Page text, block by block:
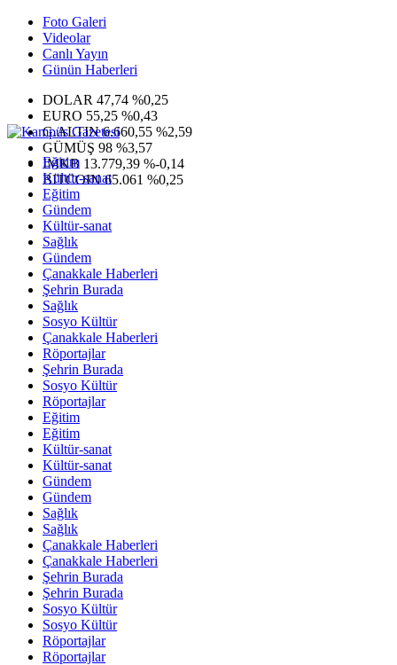
Foto Galeri
Videolar
Canlı Yayın
Günün Haberleri
DOLAR 47,74 %0,25
EURO 55,25 %0,43
G.ALTIN6.660,55 %2,59
GÜMÜŞ 98 %3,57
IMKB 13.779,39 %-0,14
BITCOIN65.061 %0,25
Eğitim
Kültür-sanat
Eğitim
Gündem
Kültür-sanat
Sağlık
Gündem
Çanakkale Haberleri
Şehrin Burada
Sağlık
Sosyo Kültür
Çanakkale Haberleri
Röportajlar
Şehrin Burada
Sosyo Kültür
Röportajlar
Eğitim
Eğitim
Kültür-sanat
Kültür-sanat
Gündem
Gündem
Sağlık
Sağlık
Çanakkale Haberleri
Çanakkale Haberleri
Şehrin Burada
Şehrin Burada
Sosyo Kültür
Sosyo Kültür
Röportajlar
Röportajlar